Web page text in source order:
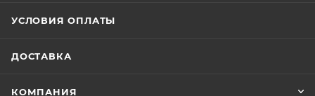
УСЛОВИЯ ОПЛАТЫ
ДОСТАВКА
КОМПАНИЯ